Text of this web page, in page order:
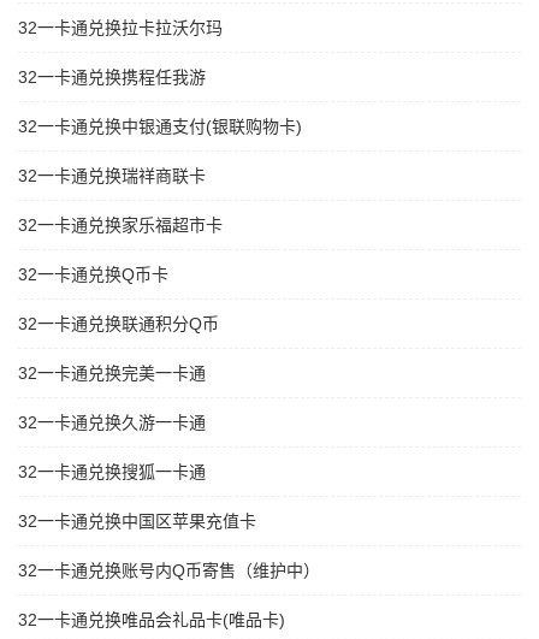
32一卡通兑换拉卡拉沃尔玛
32一卡通兑换携程任我游
32一卡通兑换中银通支付(银联购物卡)
32一卡通兑换瑞祥商联卡
32一卡通兑换家乐福超市卡
32一卡通兑换Q币卡
32一卡通兑换联通积分Q币
32一卡通兑换完美一卡通
32一卡通兑换久游一卡通
32一卡通兑换搜狐一卡通
32一卡通兑换中国区苹果充值卡
32一卡通兑换账号内Q币寄售（维护中）
32一卡通兑换唯品会礼品卡(唯品卡)